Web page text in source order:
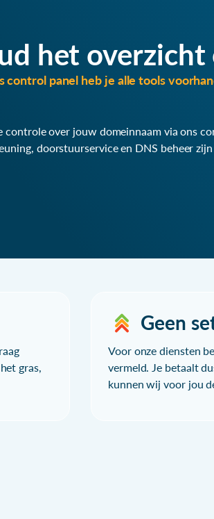
het overzicht
control panel heb je alle tools
controle over jouw domeinnaam via ons
doorstuurservice en DNS beheer zijn
gras,
Geen
Voor onze diensten
vermeld. Je betaalt
kunnen wij voor jou